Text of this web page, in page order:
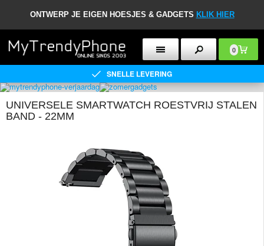
ONTWERP JE EIGEN HOESJES & GADGETS KLIK HIER
0
SNELLE LEVERING
UNIVERSELE SMARTWATCH ROESTVRIJ STALEN
BAND - 22MM